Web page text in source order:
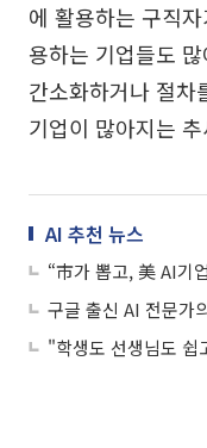
에 활용하는 구직
용하는 기업들도
간소화하거나 절차
기업이 많아지는
AI 추천 뉴스
"학생도 선생님도